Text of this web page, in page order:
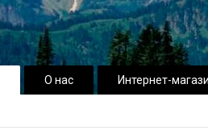
О нас Интернет-